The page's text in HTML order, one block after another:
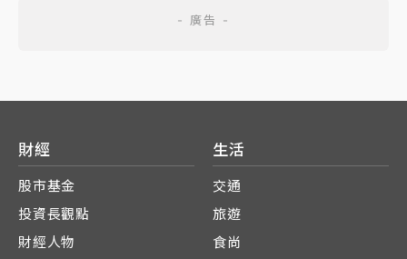
財經
股市基金
投資長觀點
財經人物
生活
交通
旅遊
食尚